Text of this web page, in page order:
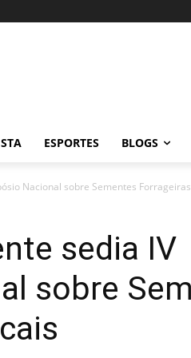
ESPORTES BLOGS
Nacional sobre Sementes
sedia IV
sobre